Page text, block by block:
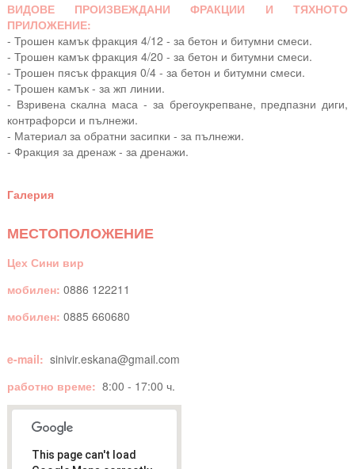
ВИДОВЕ ПРОИЗВЕЖДАНИ ФРАКЦИИ И ТЯХНОТО
ПРИЛОЖЕНИЕ:
- Трошен камък фракция 4/12 - за бетон и битумни смеси.
- Трошен камък фракция 4/20 - за бетон и битумни смеси.
- Трошен пясък фракция 0/4 - за бетон и битумни смеси.
- Трошен камък - за жп линии.
- Взривена скална маса - за брегоукрепване, предпазни диги,
контрафорси и пълнежи.
- Материал за обратни засипки - за пълнежи.
- Фракция за дренаж - за дренажи.
Галерия
МЕСТОПОЛОЖЕНИЕ
Цех Сини вир
мобилен: 0886 122211
мобилен: 0885 660680
e-mail: sinivir.eskana@gmail.com
работно време: 8:00 - 17:00 ч.
This page can't load